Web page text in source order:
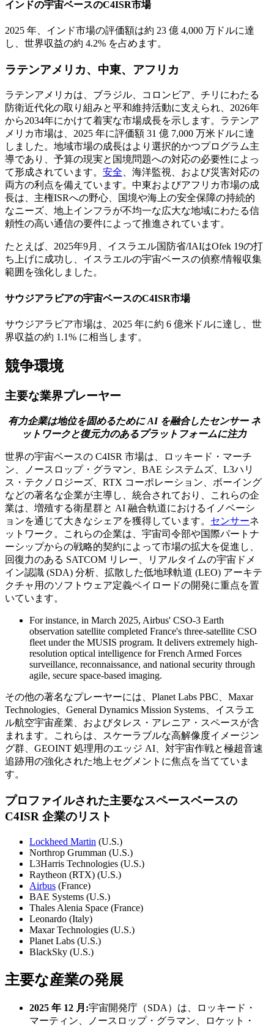
インドの宇宙ベースのC4ISR市場
2025 年、インド市場の評価額は約 23 億 4,000 万ドルに達
し、世界収益の約 4.2% を占めます。
ラテンアメリカ、中東、アフリカ
ラテンアメリカは、ブラジル、コロンビア、チリにわたる
防衛近代化の取り組みと平和維持活動に支えられ、2026年
から2034年にかけて着実な市場成長を示します。ラテンア
メリカ市場は、2025 年に評価額 31 億 7,000 万米ドルに達
しました。地域市場の成長はより選択的かつプログラム主
導であり、予算の現実と国境問題への対応の必要性によっ
て形成されています。 安全 、海洋監視、および災害対応の
両方の利点を備えています。中東およびアフリカ市場の成
長は、主権ISRへの野心、国境や海上の安全保障の持続的
なニーズ、地上インフラが不均一な広大な地域にわたる信
頼性の高い通信の要件によって推進されています。
たとえば、2025年9月、イスラエル国防省/IAIはOfek 19の打
ち上げに成功し、イスラエルの宇宙ベースの偵察/情報収集
範囲を強化しました。
サウジアラビアの宇宙ベースのC4ISR市場
サウジアラビア市場は、2025 年に約 6 億米ドルに達し、世
界収益の約 1.1% に相当します。
競争環境
主要な業界プレーヤー
有力企業は地位を固めるために AI を融合したセンサー ネ
ットワークと復元力のあるプラットフォームに注力
世界の宇宙ベースの C4ISR 市場は、ロッキード・マーチ
ン、ノースロップ・グラマン、BAE システムズ、L3ハリ
ス・テクノロジーズ、RTX コーポレーション、ボーイング
などの著名な企業が主導し、統合されており、これらの企
業は、増殖する衛星群と AI 融合軌道におけるイノベーシ
ョンを通じて大きなシェアを獲得しています。 センサーネ
ットワーク。これらの企業は、宇宙司令部や国際パートナ
ーシップからの戦略的契約によって市場の拡大を促進し、
回復力のある SATCOM リレー、リアルタイムの宇宙ドメ
イン認識 (SDA) 分析、拡散した低地球軌道 (LEO) アーキテ
クチャ用のソフトウェア定義ペイロードの開発に重点を置
いています。
For instance, in March 2025, Airbus' CSO-3 Earth
observation satellite completed France's three-satellite CSO
fleet under the MUSIS program. It delivers extremely high-
resolution optical intelligence for French Armed Forces
surveillance, reconnaissance, and national security through
agile, secure space-based imaging.
その他の著名なプレーヤーには、Planet Labs PBC、Maxar
Technologies、General Dynamics Mission Systems、イスラエ
ル航空宇宙産業、およびタレス・アレニア・スペースが含
まれます。これらは、スケーラブルな高解像度イメージン
グ群、GEOINT 処理用のエッジ AI、対宇宙作戦と極超音速
追跡用の強化された地上セグメントに焦点を当てていま
す。
プロファイルされた主要なスペースベースの
C4ISR 企業のリスト
Lockheed Martin (U.S.)
Northrop Grumman (U.S.)
L3Harris Technologies (U.S.)
Raytheon (RTX) (U.S.)
Airbus (France)
BAE Systems (U.S.)
Thales Alenia Space (France)
Leonardo (Italy)
Maxar Technologies (U.S.)
Planet Labs (U.S.)
BlackSky (U.S.)
主要な産業の発展
2025 年 12 月:宇宙開発庁（SDA）は、ロッキード・
マーティン、ノースロップ・グラマン、ロケット・